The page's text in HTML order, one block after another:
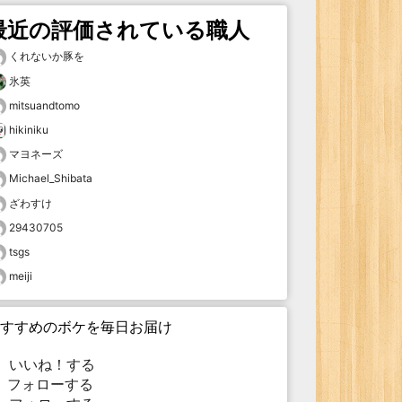
近の評価されている職人
くれないか豚を
氷英
mitsuandtomo
hikiniku
マヨネーズ
Michael_Shibata
ざわすけ
29430705
tsgs
meiji
すめのボケを毎日お届け
いいね！する
ォローする